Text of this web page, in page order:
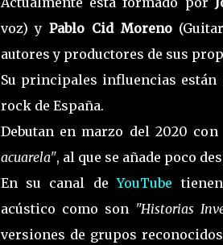
voz) y Pablo Cid Moreno
autores y productores de sus
Su principales influencias
rock de España.
Debutan en marzo del 2020
acuarela", al que se añade poco
En su canal deYouTube
acústico como son "Historias
versiones de grupos